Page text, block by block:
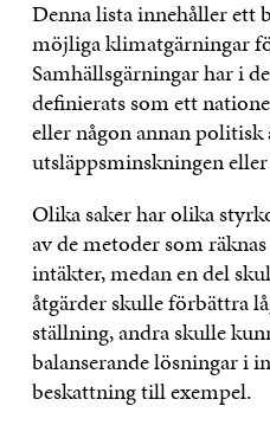
Denna lista innehåller ett
möjliga klimatgärningar
Samhällsgärningar har i
definierats som ett
eller någon annan politisk
utsläppsminskningen
Olika saker har olika
av de metoder som
intäkter, medan en del
åtgärder skulle förbättra
ställning, andra skulle
balanserande lösningar i
beskattning till exempel.